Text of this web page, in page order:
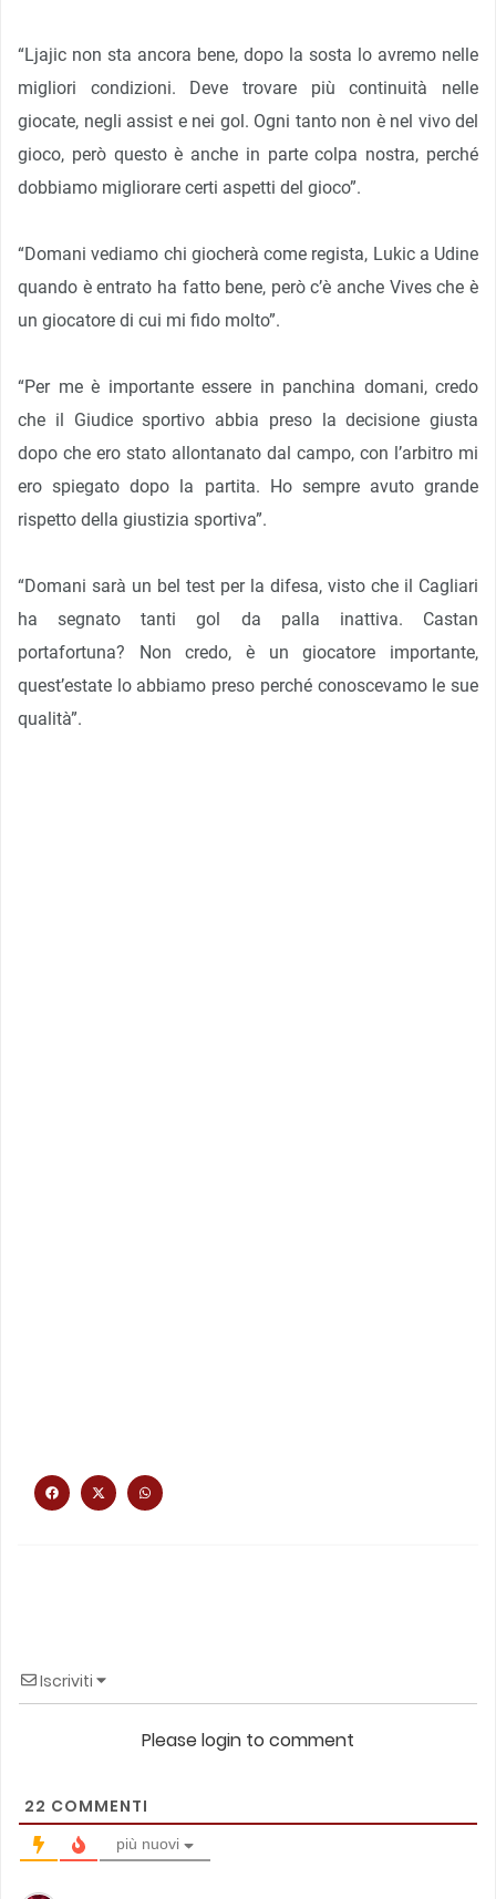
“Ljajic non sta ancora bene, dopo la sosta lo avremo nelle
migliori condizioni. Deve trovare più continuità nelle
giocate, negli assist e nei gol. Ogni tanto non è nel vivo del
gioco, però questo è anche in parte colpa nostra, perché
dobbiamo migliorare certi aspetti del gioco”.
“Domani vediamo chi giocherà come regista, Lukic a Udine
quando è entrato ha fatto bene, però c’è anche Vives che è
un giocatore di cui mi fido molto”.
“Per me è importante essere in panchina domani, credo
che il Giudice sportivo abbia preso la decisione giusta
dopo che ero stato allontanato dal campo, con l’arbitro mi
ero spiegato dopo la partita. Ho sempre avuto grande
rispetto della giustizia sportiva”.
“Domani sarà un bel test per la difesa, visto che il Cagliari
ha segnato tanti gol da palla inattiva. Castan
portafortuna? Non credo, è un giocatore importante,
quest’estate lo abbiamo preso perché conoscevamo le sue
qualità”.
Iscriviti
Please login to comment
22 COMMENTI
più nuovi